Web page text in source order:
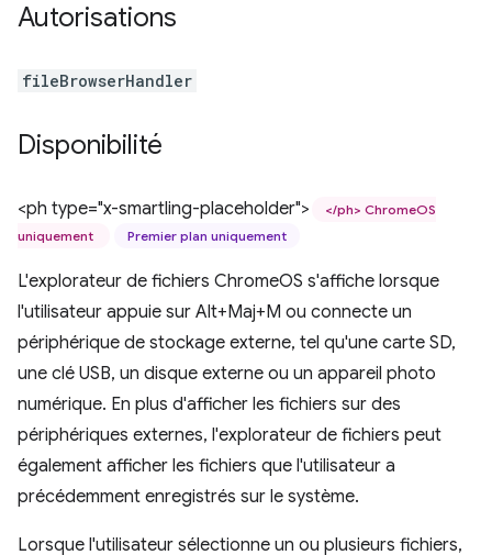
Autorisations
fileBrowserHandler
Disponibilité
<ph type="x-smartling-placeholder">
</ph> ChromeOS
uniquement
Premier plan uniquement
L'explorateur de fichiers ChromeOS s'affiche lorsque
l'utilisateur appuie sur Alt+Maj+M ou connecte un
périphérique de stockage externe, tel qu'une carte SD,
une clé USB, un disque externe ou un appareil photo
numérique. En plus d'afficher les fichiers sur des
périphériques externes, l'explorateur de fichiers peut
également afficher les fichiers que l'utilisateur a
précédemment enregistrés sur le système.
Lorsque l'utilisateur sélectionne un ou plusieurs fichiers,